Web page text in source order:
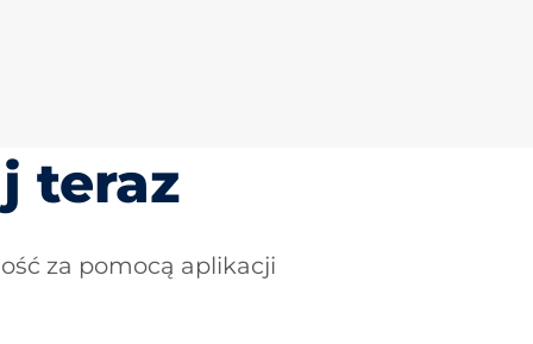
teraz
za pomocą aplikacji